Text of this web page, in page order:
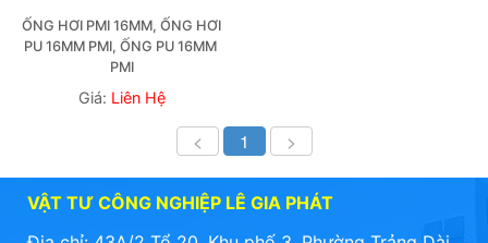
ỐNG HƠI PMI 16MM, ỐNG HƠI
PU 16MM PMI, ỐNG PU 16MM
PMI
Giá: Liên Hệ
< 1 >
VẬT TƯ CÔNG NGHIỆP LÊ GIA PHÁT